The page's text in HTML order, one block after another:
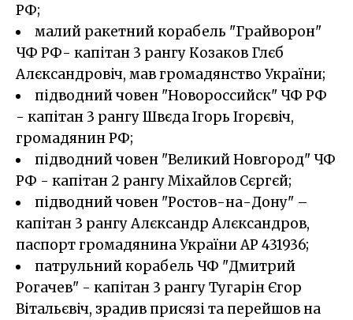
РФ;
малий ракетний корабель "Грайворон"
ЧФ РФ- капітан 3 рангу Козаков Глєб
Алєксандровіч, мав громадянство України;
підводний човен "Новороссийск" ЧФ РФ
- капітан 3 рангу Швєда Ігорь Ігорєвіч,
громадянин РФ;
підводний човен "Великий Новгород" ЧФ
РФ - капітан 2 рангу Міхайлов Сєргєй;
підводний човен "Ростов-на-Дону" –
капітан 3 рангу Алєксандр Алєксандров,
паспорт громадянина України АР 431936;
патрульний корабель ЧФ "Дмитрий
Рогачев" - капітан 3 рангу Тугарін Єгор
Вітальєвіч, зрадив присязі та перейшов на